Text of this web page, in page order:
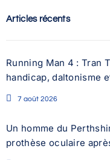
Articles récents
Running Man 4 : Tran
handicap, daltonisme
7 août 2026
Un homme du
prothèse oculaire